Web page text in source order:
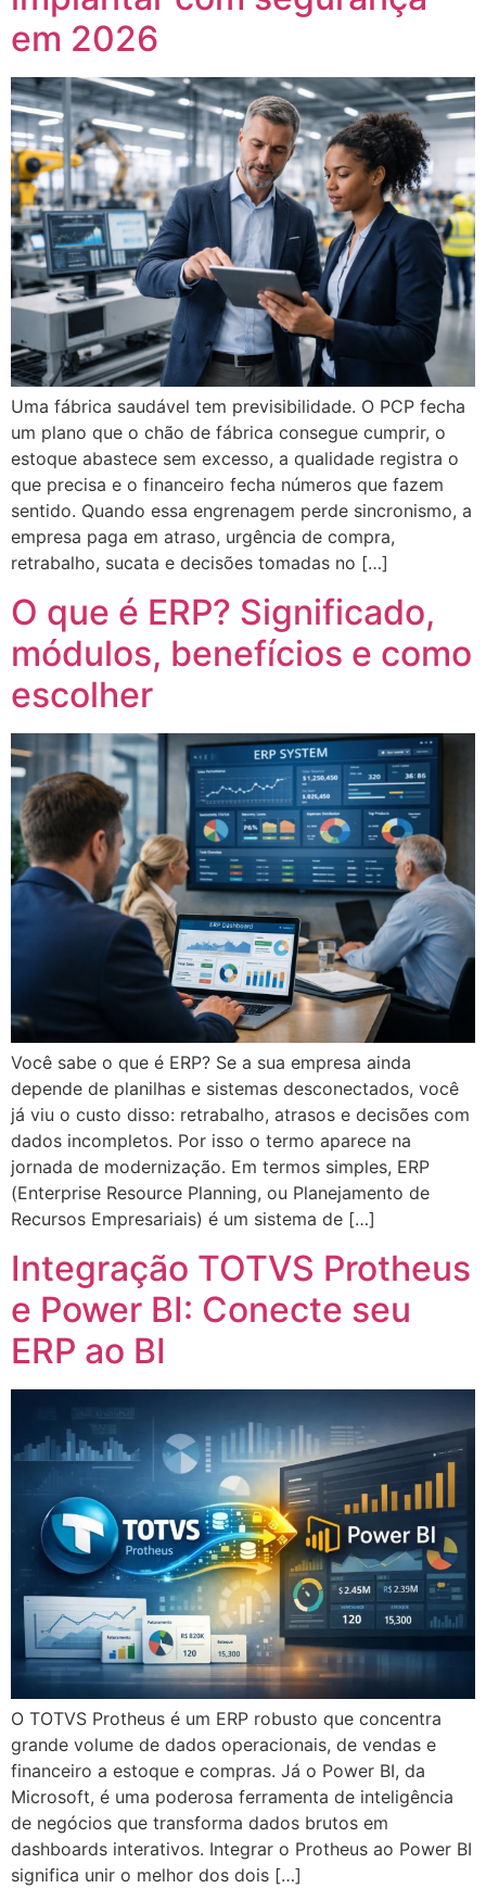
em 2026
Uma fábrica saudável tem previsibilidade. O PCP fecha
um plano que o chão de fábrica consegue cumprir, o
estoque abastece sem excesso, a qualidade registra o
que precisa e o financeiro fecha números que fazem
sentido. Quando essa engrenagem perde sincronismo, a
empresa paga em atraso, urgência de compra,
retrabalho, sucata e decisões tomadas no […]
O que é ERP? Significado,
módulos, benefícios e como
escolher
Você sabe o que é ERP? Se a sua empresa ainda
depende de planilhas e sistemas desconectados, você
já viu o custo disso: retrabalho, atrasos e decisões com
dados incompletos. Por isso o termo aparece na
jornada de modernização. Em termos simples, ERP
(Enterprise Resource Planning, ou Planejamento de
Recursos Empresariais) é um sistema de […]
Integração TOTVS Protheus
e Power BI: Conecte seu
ERP ao BI
O TOTVS Protheus é um ERP robusto que concentra
grande volume de dados operacionais, de vendas e
financeiro a estoque e compras. Já o Power BI, da
Microsoft, é uma poderosa ferramenta de inteligência
de negócios que transforma dados brutos em
dashboards interativos. Integrar o Protheus ao Power BI
significa unir o melhor dos dois […]